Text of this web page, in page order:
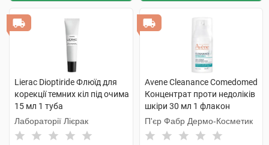
Lierac Dioptiride Флюїд для
корекції темних кіл під очима
15 мл 1 туба
Лабораторії Лієрак
Avene Cleanance Comedomed
Концентрат проти недоліків
шкіри 30 мл 1 флакон
П'єр Фабр Дермо-Косметик